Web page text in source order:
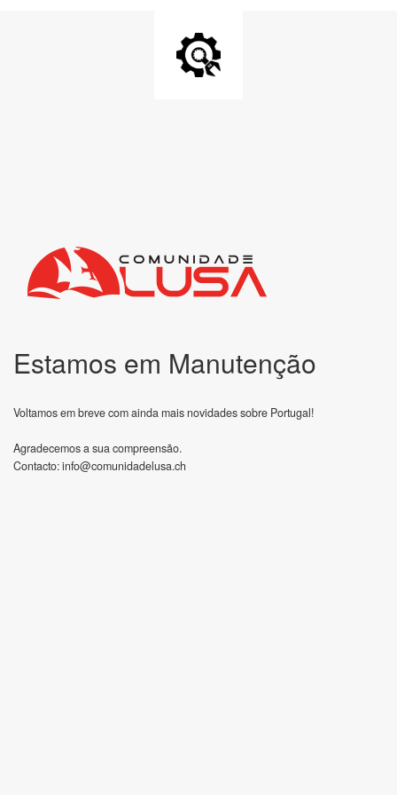
Estamos em Manutenção
Voltamos em breve com ainda mais novidades sobre Portugal!
Agradecemos a sua compreensão.
Contacto:info@comunidadelusa.ch